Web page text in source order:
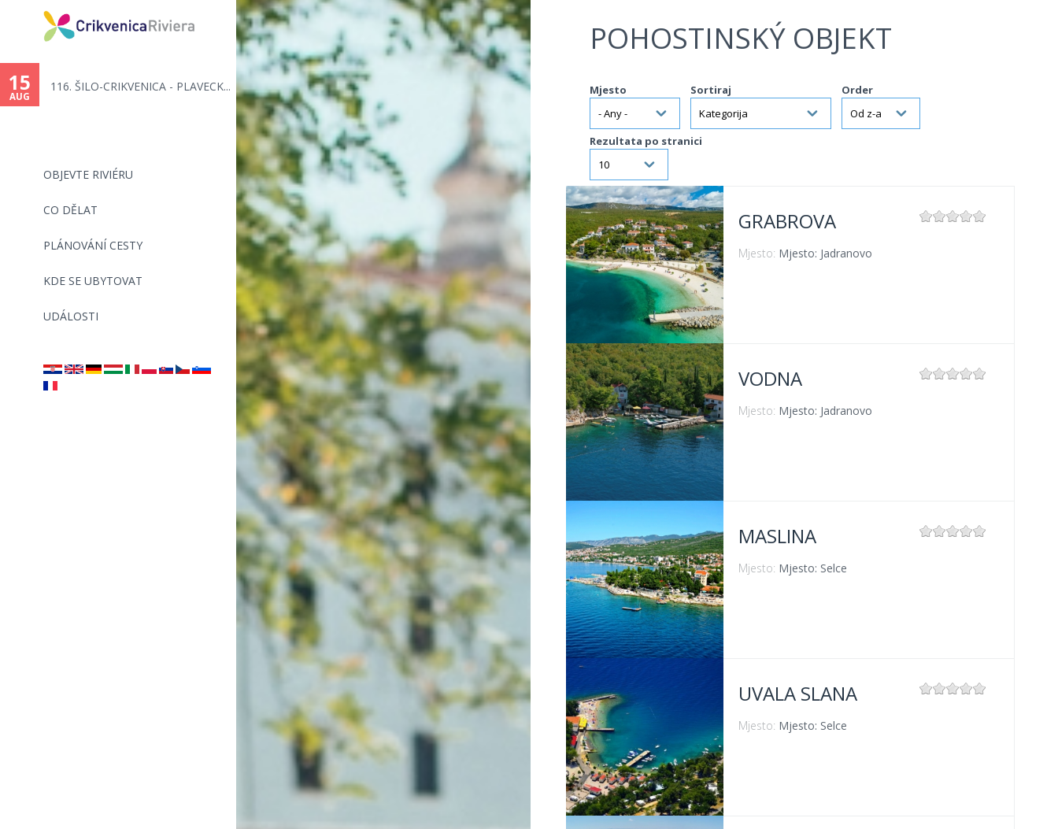
Jump to navigation
OBJEVTE RIVIÉRU
CO DĚLAT
PLÁNOVÁNÍ CESTY
KDE SE UBYTOVAT
UDÁLOSTI
15
AUG
116. ŠILO-CRIKVENICA - PLAVECK...
POHOSTINSKÝ OBJEKT
Mjesto Sortiraj Order
Rezultata po stranici
VIŠE INFORMACIJA
GRABROVA
Mjesto: Mjesto: Jadranovo
VIŠE INFORMACIJA
VODNA
Mjesto: Mjesto: Jadranovo
VIŠE INFORMACIJA
MASLINA
Mjesto: Mjesto: Selce
VIŠE INFORMACIJA
UVALA SLANA
Mjesto: Mjesto: Selce